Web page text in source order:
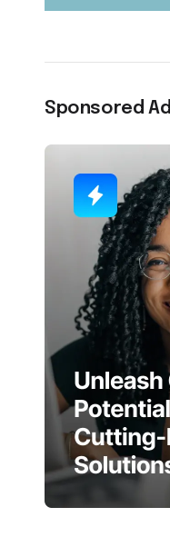
Sponsored Ad